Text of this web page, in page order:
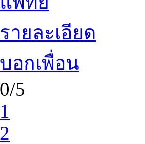
รายละเอียด
บอกเพื่อน
0/5
1
2